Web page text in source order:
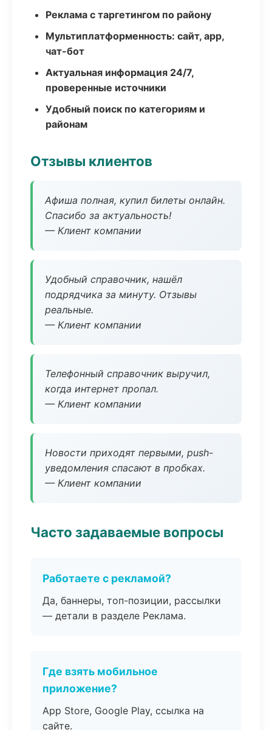
Реклама с таргетингом по району
Мультиплатформенность: сайт, app,
чат-бот
Актуальная информация 24/7,
проверенные источники
Удобный поиск по категориям и
районам
Отзывы клиентов
Афиша полная, купил билеты онлайн.
Спасибо за актуальность!
— Клиент компании
Удобный справочник, нашёл
подрядчика за минуту. Отзывы
реальные.
— Клиент компании
Телефонный справочник выручил,
когда интернет пропал.
— Клиент компании
Новости приходят первыми, push-
уведомления спасают в пробках.
— Клиент компании
Часто задаваемые вопросы
Работаете с рекламой?
Да, баннеры, топ-позиции, рассылки
— детали в разделе Реклама.
Где взять мобильное
приложение?
App Store, Google Play, ссылка на
сайте.